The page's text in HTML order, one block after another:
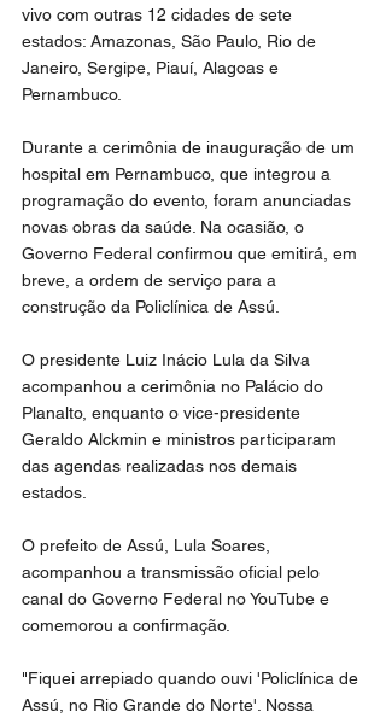
vivo com outras 12 cidades de sete
estados: Amazonas, São Paulo, Rio de
Janeiro, Sergipe, Piauí, Alagoas e
Pernambuco.
Durante a cerimônia de inauguração de um
hospital em Pernambuco, que integrou a
programação do evento, foram anunciadas
novas obras da saúde. Na ocasião, o
Governo Federal confirmou que emitirá, em
breve, a ordem de serviço para a
construção da Policlínica de Assú.
O presidente Luiz Inácio Lula da Silva
acompanhou a cerimônia no Palácio do
Planalto, enquanto o vice-presidente
Geraldo Alckmin e ministros participaram
das agendas realizadas nos demais
estados.
O prefeito de Assú, Lula Soares,
acompanhou a transmissão oficial pelo
canal do Governo Federal no YouTube e
comemorou a confirmação.
"Fiquei arrepiado quando ouvi 'Policlínica de
Assú, no Rio Grande do Norte'. Nossa